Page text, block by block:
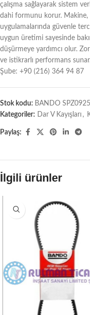
çalışma sağlayarak sistem
dahi formunu korur. Makine,
uygulamalarında güvenle
uygun üretimi sayesinde
düşürmeye yardımcı olur.
ve istikrarlı performans
Şube: +90 (216) 364 94 87
Stok kodu: BANDO
Kategoriler:
Dar V Kayışları ,
Paylaş:
İlgili ürünler